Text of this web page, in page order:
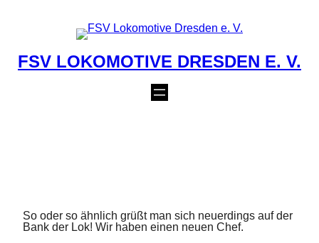
FSV LOKOMOTIVE DRESDEN E. V.
So oder so ähnlich grüßt man sich neuerdings auf der
Bank der Lok! Wir haben einen neuen Chef.